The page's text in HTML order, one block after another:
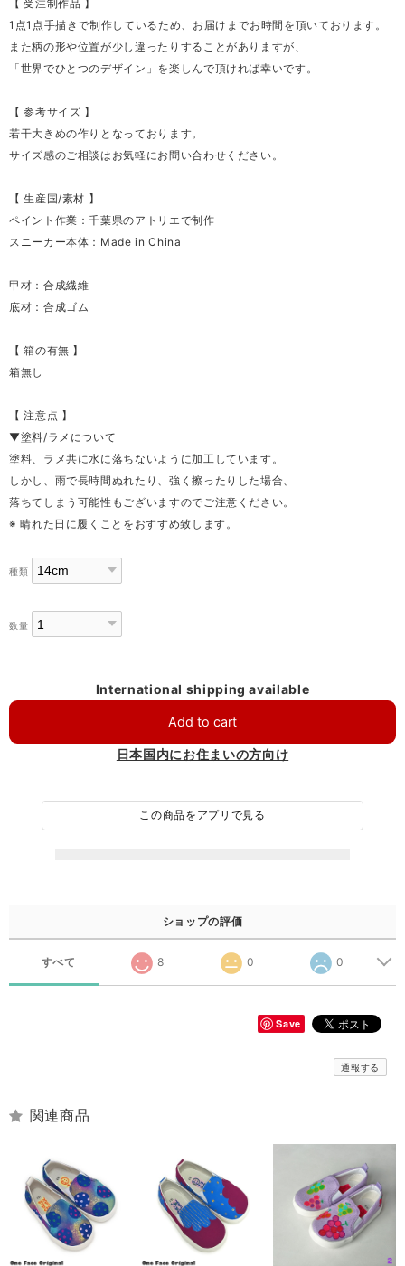
【 受注制作品 】
1点1点手描きで制作しているため、お届けまでお時間を頂いております。
また柄の形や位置が少し違ったりすることがありますが、
「世界でひとつのデザイン」を楽しんで頂ければ幸いです。
【 参考サイズ 】
若干大きめの作りとなっております。
サイズ感のご相談はお気軽にお問い合わせください。
【 生産国/素材 】
ペイント作業：千葉県のアトリエで制作
スニーカー本体：Made in China
甲材：合成繊維
底材：合成ゴム
【 箱の有無 】
箱無し
【 注意点 】
▼塗料/ラメについて
塗料、ラメ共に水に落ちないように加工しています。
しかし、雨で長時間ぬれたり、強く擦ったりした場合、
落ちてしまう可能性もございますのでご注意ください。
※ 晴れた日に履くことをおすすめ致します。
種類
数量
International shipping available
Add to cart
日本国内にお住まいの方向け
この商品をアプリで見る
ショップの評価
すべて 8 0 0
Save
通報する
関連商品